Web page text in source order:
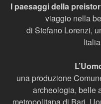
I paesaggi della
viaggio nella
di Stefano Lorenzi,
una produzione
archeologia, belle